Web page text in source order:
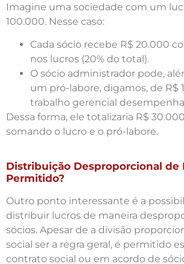
Imagine uma sociedade com um
100.000. Nesse caso:
Cada sócio recebe R$ 20.000
nos lucros (20% do total).
O sócio administrador pode,
um pró-labore, digamos, de R$
trabalho gerencial
Dessa forma, ele totalizaria R$
somando o lucro e o pró-labore.
Distribuição Desproporcional de
Permitido?
Outro ponto interessante é a
distribuir lucros de maneira
sócios. Apesar de a divisão
social ser a regra geral, é permitido
contrato social ou em acordo de